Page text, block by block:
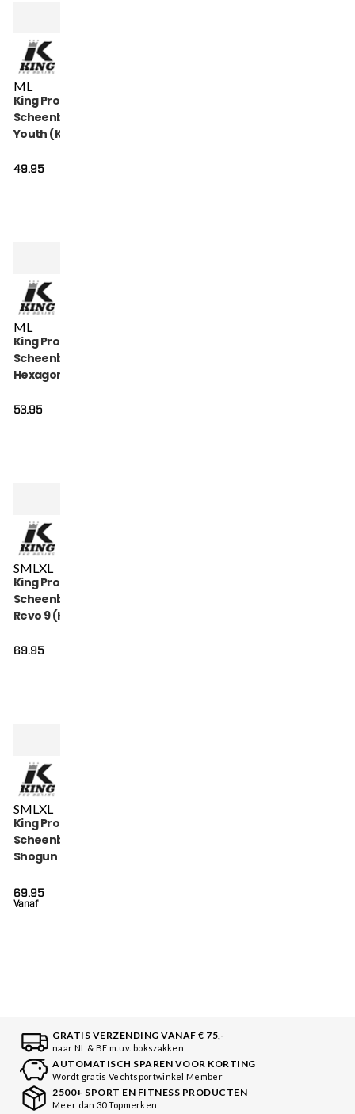
ML
King Pro Boxing
Scheenbeschermers
Youth (KPB SG
49.95
ML
King Pro Boxing
Scheenbeschermers
Hexagon (KPB-SG-
53.95
SMLXL
King Pro Boxing
Scheenbeschermers
Revo 9 (KPB SG REVO
69.95
SMLXL
King Pro Boxing
Scheenbeschermers
Shogun (KPB SG
Vanaf
69.95
GRATIS VERZENDING VANAF € 75,-
naar NL & BE m.u.v. bokszakken
AUTOMATISCH SPAREN VOOR KORTING
Wordt gratis Vechtsportwinkel Member
2500+ SPORT EN FITNESS PRODUCTEN
Meer dan 30 Topmerken